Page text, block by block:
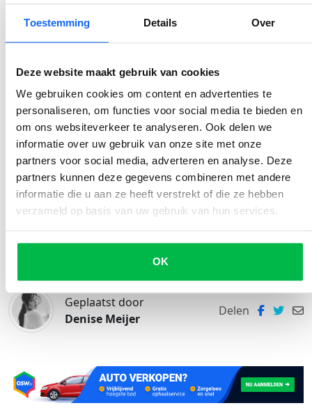
Toestemming Details Over
Deze website maakt gebruik van cookies
We gebruiken cookies om content en advertenties te
personaliseren, om functies voor social media te bieden en
om ons websiteverkeer te analyseren. Ook delen we
informatie over uw gebruik van onze site met onze
partners voor social media, adverteren en analyse. Deze
partners kunnen deze gegevens combineren met andere
informatie die u aan ze heeft verstrekt of die ze hebben
verzameld op basis van uw gebruik van hun services.
OK
5 veiligheidstips voor autorijden met sneeuw
Tip 1: Maak je auto goed ijsvrij
Tip 2: Bandenspanning
Tip 3: Winterbanden
Tip 4: Veilig autorijden in de sneeuw
Geplaatst door
Denise Meijer
Delen